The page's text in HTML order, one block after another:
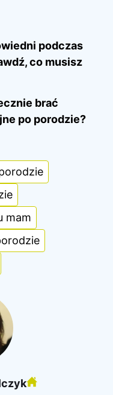
podczas
co musisz
brać
po porodzie?
mam